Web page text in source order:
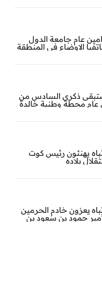
عام جامعة الدول
الاوضاع في المنطقة
ذكرى السادس من
محطة وطنية خالدة
يهنئون رئيس كوت
بلاده
يعزون خادم الحرمين
حمود بن سعود بن